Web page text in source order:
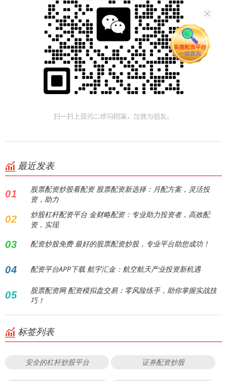
最近发表
01
股票配资炒股看配资 股票配资新选择：月配方案，灵活投
资，助力
02
炒股杠杆配资平台 金财略配资：专业助力投资者，高效配
资，实现
03 配资炒股免费 最好的股票配资炒股，专业平台助您成功！
04 配资平台APP下载 航宇汇金：航空航天产业投资新机遇
05
股票配资网 配资模拟盘交易：零风险练手，助你掌握实战技
巧！
标签列表
安全的杠杆炒股平台 证券配资炒股